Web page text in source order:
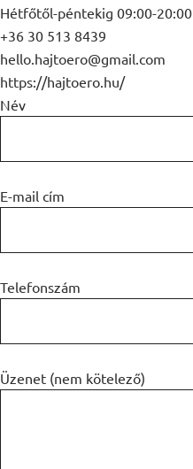
Hétfőtől-péntekig 09:00-20:00
+36 30 513 8439
hello.hajtoero@gmail.com
https://hajtoero.hu/
Név
E-mail cím
Telefonszám
Üzenet (nem kötelező)